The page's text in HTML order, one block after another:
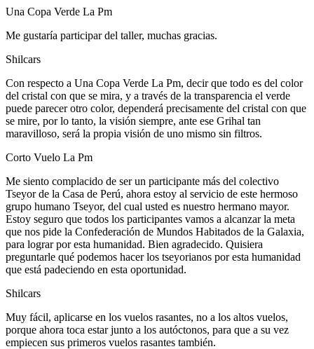
Una Copa Verde La Pm
Me gustaría participar del taller, muchas gracias.
Shilcars
Con respecto a Una Copa Verde La Pm, decir que todo es del color
del cristal con que se mira, y a través de la transparencia el verde
puede parecer otro color, dependerá precisamente del cristal con que
se mire, por lo tanto, la visión siempre, ante ese Grihal tan
maravilloso, será la propia visión de uno mismo sin filtros.
Corto Vuelo La Pm
Me siento complacido de ser un participante más del colectivo
Tseyor de la Casa de Perú, ahora estoy al servicio de este hermoso
grupo humano Tseyor, del cual usted es nuestro hermano mayor.
Estoy seguro que todos los participantes vamos a alcanzar la meta
que nos pide la Confederación de Mundos Habitados de la Galaxia,
para lograr por esta humanidad. Bien agradecido. Quisiera
preguntarle qué podemos hacer los tseyorianos por esta humanidad
que está padeciendo en esta oportunidad.
Shilcars
Muy fácil, aplicarse en los vuelos rasantes, no a los altos vuelos,
porque ahora toca estar junto a los autóctonos, para que a su vez
empiecen sus primeros vuelos rasantes también.